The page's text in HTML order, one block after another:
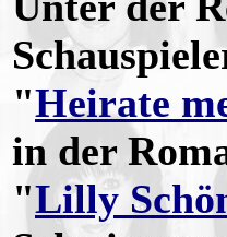
"Heirate
in der
"Lilly